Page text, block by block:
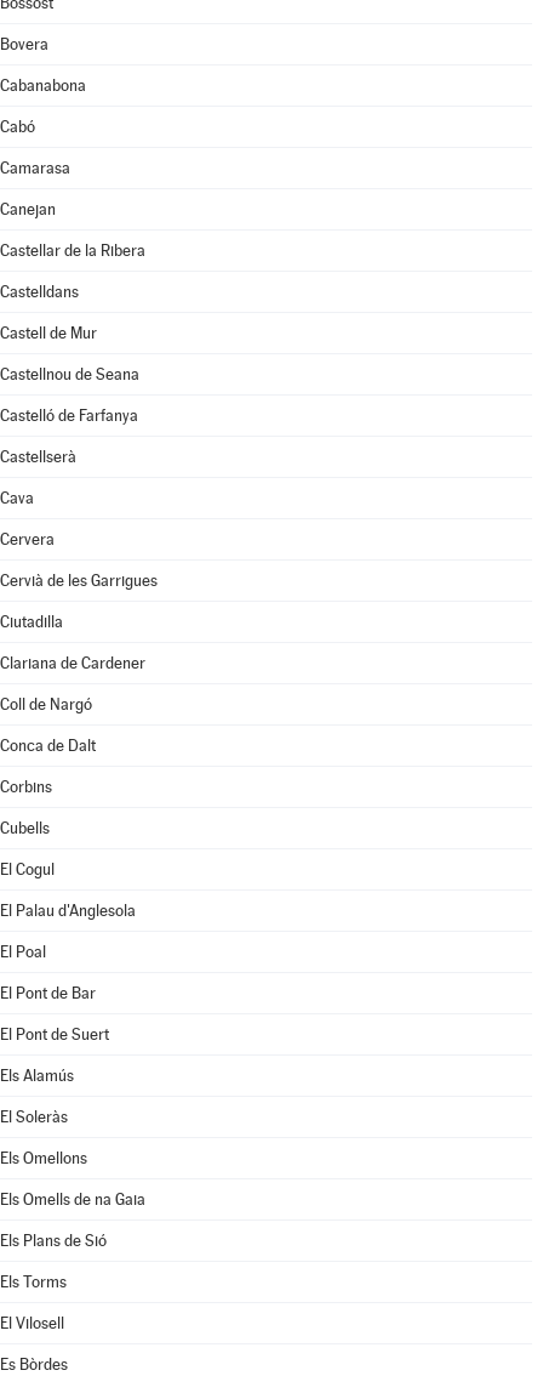
Bovera
Cabanabona
Cabó
Camarasa
Canejan
Castellar de la Ribera
Castelldans
Castell de Mur
Castellnou de Seana
Castelló de Farfanya
Castellserà
Cava
Cervera
Cervià de les Garrigues
Ciutadilla
Clariana de Cardener
Coll de Nargó
Conca de Dalt
Corbins
Cubells
El Cogul
El Palau d'Anglesola
El Poal
El Pont de Bar
El Pont de Suert
Els Alamús
El Soleràs
Els Omellons
Els Omells de na Gaia
Els Plans de Sió
Els Torms
El Vilosell
Es Bòrdes